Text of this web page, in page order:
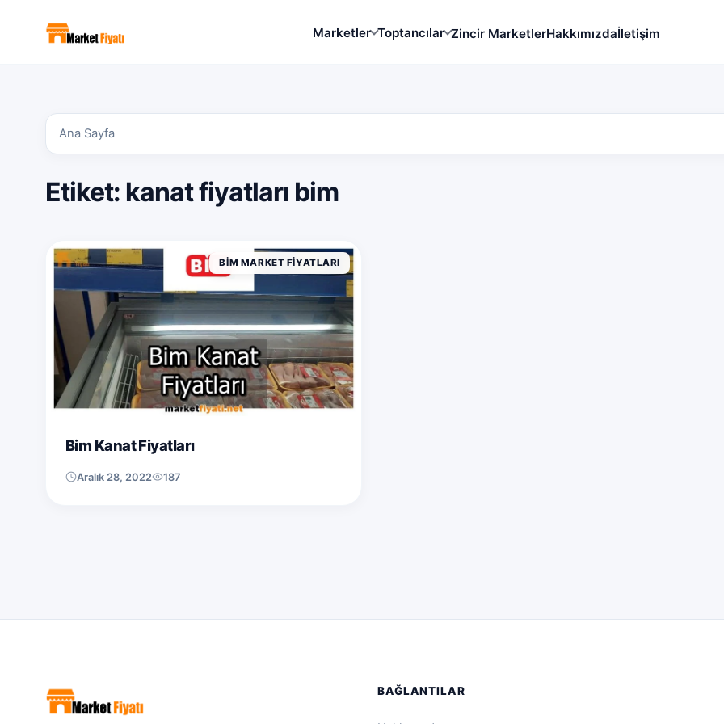
Marketler Toptancılar Zincir MarketlerHakkımızdaİletişim
Ana Sayfa
Etiket: kanat fiyatları bim
BIM MARKET FIYATLARI
Bim Kanat Fiyatları
Aralık 28, 2022 187
BAĞLANTILAR